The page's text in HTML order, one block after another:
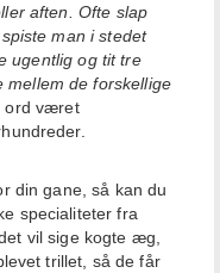
aften. Ofte slap
man i stedet
ugentlig og tit tre
mellem de forskellige
ord været
din gane, så kan du
specialiteter fra
vil sige kogte æg,
trillet, så de får